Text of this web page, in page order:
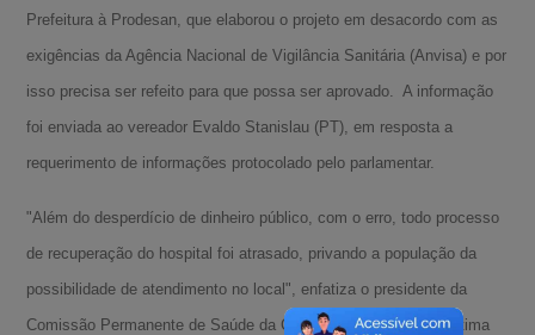
Prefeitura à Prodesan, que elaborou o projeto em desacordo com as
exigências da Agência Nacional de Vigilância Sanitária (Anvisa) e por
isso precisa ser refeito para que possa ser aprovado. A informação
foi enviada ao vereador Evaldo Stanislau (PT), em resposta a
requerimento de informações protocolado pelo parlamentar.
"Além do desperdício de dinheiro público, com o erro, todo processo
de recuperação do hospital foi atrasado, privando a população da
possibilidade de atendimento no local", enfatiza o presidente da
Comissão Permanente de Saúde da Câmara de Santos. Na última